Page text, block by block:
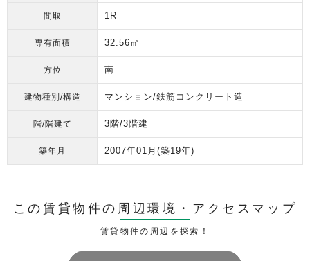
間取 1R
専有面積 32.56㎡
方位 南
建物種別/構造 マンション/鉄筋コンクリート造
階/階建て 3階/3階建
築年月 2007年01月 (築19年)
この賃貸物件の周辺環境・ アクセスマップ
賃貸物件の周辺を探索！